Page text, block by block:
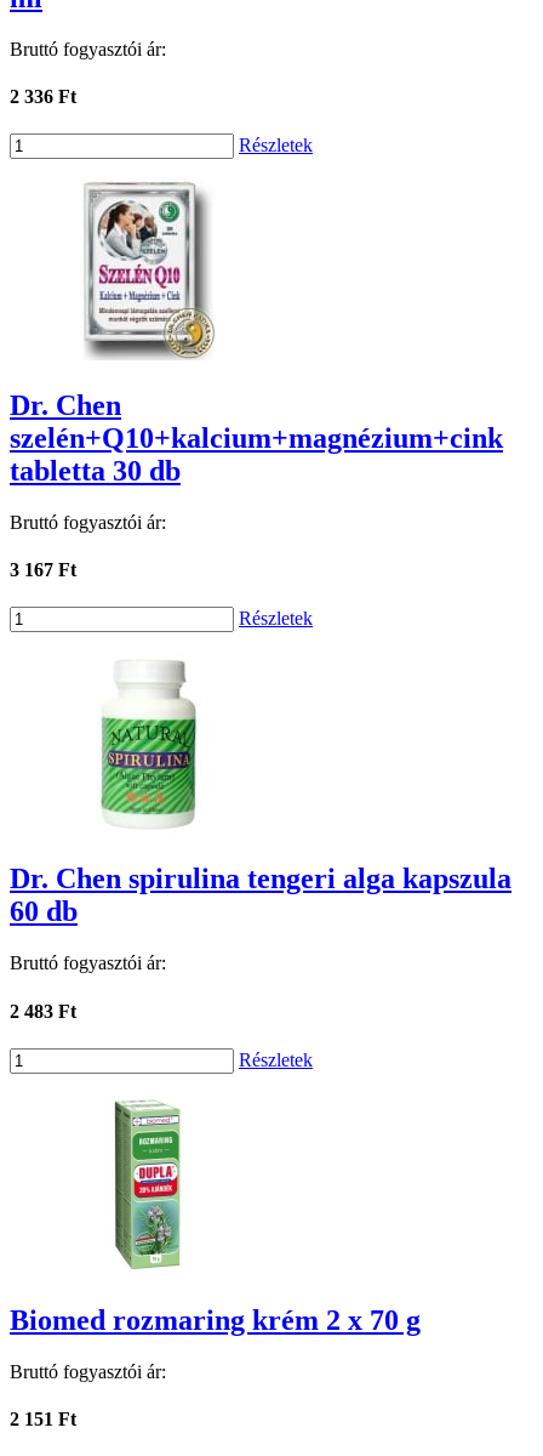
Bruttó fogyasztói ár:
2 336 Ft
Részletek
Dr. Chen
szelén+Q10+kalcium+magnézium+cink
tabletta 30 db
Bruttó fogyasztói ár:
3 167 Ft
Részletek
Dr. Chen spirulina tengeri alga kapszula
60 db
Bruttó fogyasztói ár:
2 483 Ft
Részletek
Biomed rozmaring krém 2 x 70 g
Bruttó fogyasztói ár:
2 151 Ft